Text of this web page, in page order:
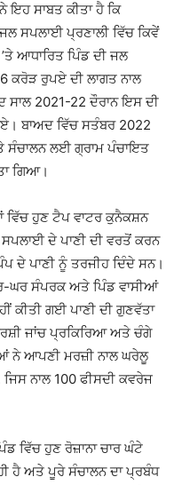
ਇਹ ਸਾਬਤ ਕੀਤਾ ਹੈ ਕਿ
ਸਪਲਾਈ ਪ੍ਰਣਾਲੀ ਵਿੱਚ ਕਿਵੇਂ
ਆਧਾਰਿਤ ਪਿੰਡ ਦੀ ਜਲ
ਕਰੋੜ ਰੁਪਏ ਦੀ ਲਾਗਤ ਨਾਲ
2021-22 ਦੌਰਾਨ ਇਸ ਦੀ
ਬਾਅਦ ਵਿੱਚ ਸਤੰਬਰ 2022
ਸੰਚਾਲਨ ਲਈ ਗ੍ਰਾਮ ਪੰਚਾਇਤ
ਗਿਆ।
ਵਿੱਚ ਹੁਣ ਟੈਪ ਵਾਟਰ ਕੁਨੈਕਸ਼ਨ
ਦੇ ਪਾਣੀ ਦੀ ਵਰਤੋਂ ਕਰਨ
ਦੇ ਪਾਣੀ ਨੂੰ ਤਰਜੀਹ ਦਿੰਦੇ ਸਨ।
ਘਰ ਸੰਪਰਕ ਅਤੇ ਪਿੰਡ ਵਾਸੀਆਂ
ਕੀਤੀ ਗਈ ਪਾਣੀ ਦੀ ਗੁਣਵੱਤਾ
ਜਾਂਚ ਪ੍ਰਕਿਰਿਆ ਅਤੇ ਚੰਗੇ
ਨੇ ਆਪਣੀ ਮਰਜ਼ੀ ਨਾਲ ਘਰੇਲੂ
ਨਾਲ 100 ਫੀਸਦੀ ਕਵਰੇਜ
ਵਿੱਚ ਹੁਣ ਰੋਜ਼ਾਨਾ ਚਾਰ ਘੰਟੇ
ਹੈ ਅਤੇ ਪੂਰੇ ਸੰਚਾਲਨ ਦਾ ਪ੍ਰਬੰਧ